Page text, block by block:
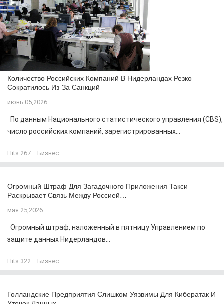
Количество Российских Компаний В Нидерландах Резко
Сократилось Из-За Санкций
июнь 05,2026
По данным Национального статистического управления (CBS),
число российских компаний, зарегистрированных...
Hits:267 Бизнес
Огромный Штраф Для Загадочного Приложения Такси
Раскрывает Связь Между Россией…
мая 25,2026
Огромный штраф, наложенный в пятницу Управлением по
защите данных Нидерландов...
Hits:322 Бизнес
Голландские Предприятия Слишком Уязвимы Для Кибератак И